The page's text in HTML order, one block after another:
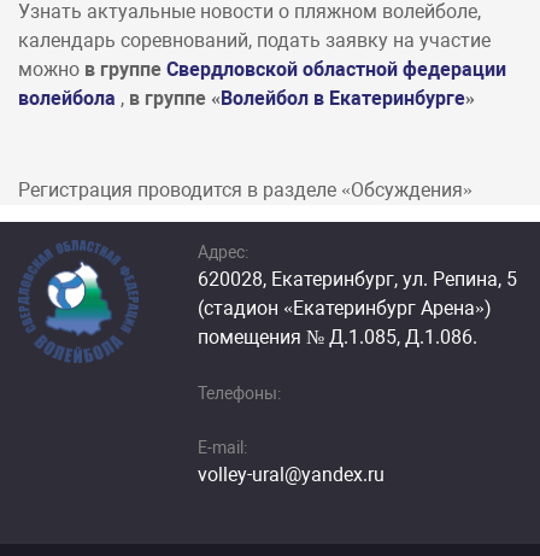
Узнать актуальные новости о пляжном волейболе,
календарь соревнований, подать заявку на участие
можно в группе Свердловской областной федерации
волейбола , в группе «Волейбол в Екатеринбурге»
Регистрация проводится в разделе «Обсуждения»
Адрес:
620028, Екатеринбург, ул. Репина, 5
(стадион «Екатеринбург Арена»)
помещения № Д.1.085, Д.1.086.
Телефоны:
E-mail:
volley-ural@yandex.ru